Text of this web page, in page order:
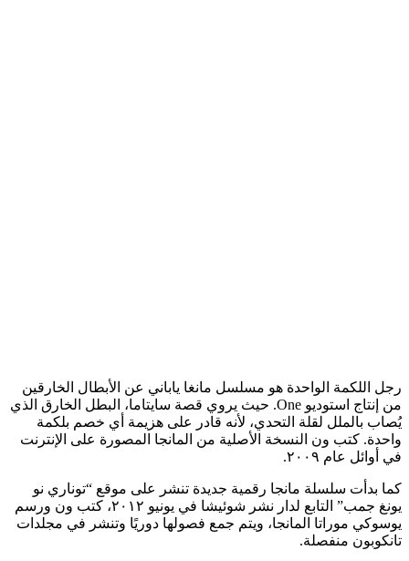
رجل اللكمة الواحدة هو مسلسل مانغا ياباني عن الأبطال الخارقين
من إنتاج استوديو One. حيث يروي قصة سايتاما، البطل الخارق الذي
يُصاب بالملل لقلة التحدي، لأنه قادر على هزيمة أي خصم بلكمة
واحدة. كتب ون النسخة الأصلية من المانجا المصورة على الإنترنت
في أوائل عام ٢٠٠٩.
كما بدأت سلسلة مانجا رقمية جديدة تنشر على موقع “توناري نو
يونغ جمب” التابع لدار نشر شوئيشا في يونيو ٢٠١٢، كتب ون ورسم
يوسوكي موراتا المانجا، ويتم جمع فصولها دوريًا وتنشر في مجلدات
تانكوبون منفصلة.